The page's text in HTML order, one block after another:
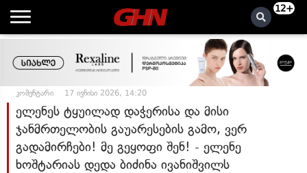
12+
კომენტარი 17 ივნისი 2026, 14:20
ელენეს ტყუილად დაჭერისა და მისი
ჯანმრთელობის გაუარესების გამო, ვერ
გადამირჩები! მე გეყოფი შენ! - ელენე
ხოშტარიას დედა ბიძინა ივანიშვილს